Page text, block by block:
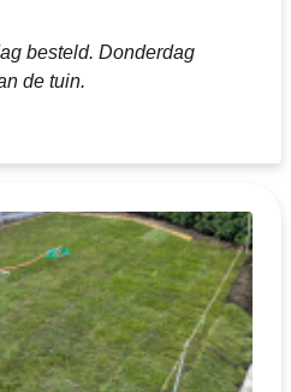
besteld. Donderdag
de tuin.